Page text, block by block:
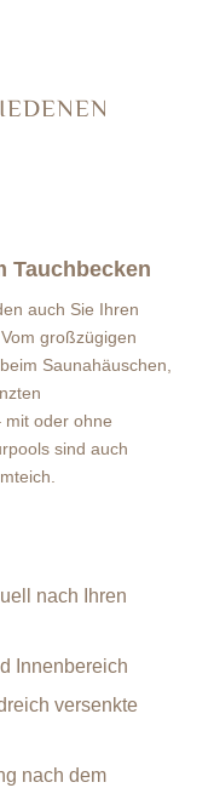
Tauchbecken
auch Sie Ihren
großzügigen
Saunahäuschen,
mit oder ohne
sind auch
nach Ihren
Innenbereich
versenkte
nach dem